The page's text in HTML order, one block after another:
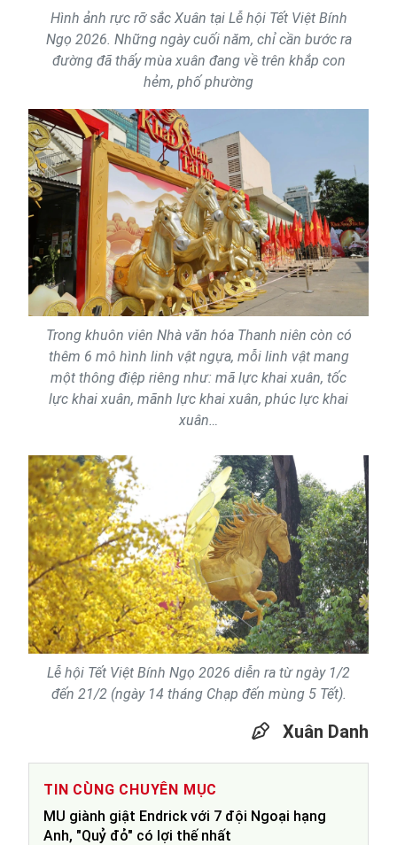
Hình ảnh rực rỡ sắc Xuân tại Lễ hội Tết Việt Bính
Ngọ 2026. Những ngày cuối năm, chỉ cần bước ra
đường đã thấy mùa xuân đang về trên khắp con
hẻm, phố phường
Trong khuôn viên Nhà văn hóa Thanh niên còn có
thêm 6 mô hình linh vật ngựa, mỗi linh vật mang
một thông điệp riêng như: mã lực khai xuân, tốc
lực khai xuân, mãnh lực khai xuân, phúc lực khai
xuân…
Lễ hội Tết Việt Bính Ngọ 2026 diễn ra từ ngày 1/2
đến 21/2 (ngày 14 tháng Chạp đến mùng 5 Tết).
Xuân Danh
TIN CÙNG CHUYÊN MỤC
MU giành giật Endrick với 7 đội Ngoại hạng
Anh, "Quỷ đỏ" có lợi thế nhất